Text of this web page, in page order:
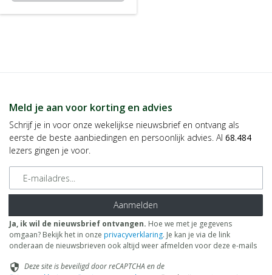
Meld je aan voor korting en advies
Schrijf je in voor onze wekelijkse nieuwsbrief en ontvang als
eerste de beste aanbiedingen en persoonlijk advies. Al 68.484
lezers gingen je voor.
E-mailadres
Aanmelden
Ja, ik wil de nieuwsbrief ontvangen. Hoe we met je gegevens
omgaan? Bekijk het in onze privacyverklaring. Je kan je via de link
onderaan de nieuwsbrieven ook altijd weer afmelden voor deze e-mails
security Deze site is beveiligd door reCAPTCHA en de